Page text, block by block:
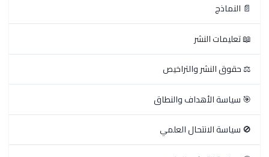
📄 النماذج
📖 تعليمات النشر
⚖️ حقوق النشر والتراخيص
🎯 سياسة الأهداف والنطاق
🚫 سياسة الانتحال العلمي